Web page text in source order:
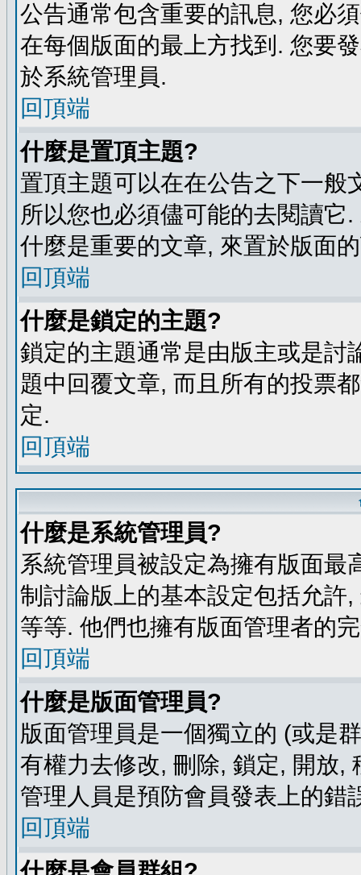
公告通常包含重要的訊息, 您必
在每個版面的最上方找到. 您要
於系統管理員.
回頂端
什麼是置頂主題?
置頂主題可以在在公告之下一般
所以您也必須儘可能的去閱讀
什麼是重要的文章, 來置於版面
回頂端
什麼是鎖定的主題?
鎖定的主題通常是由版主或是討
題中回覆文章, 而且所有的投票
定.
回頂端
什麼是系統管理員?
系統管理員被設定為擁有版面最
制討論版上的基本設定包括允許
等等. 他們也擁有版面管理者的
回頂端
什麼是版面管理員?
版面管理員是一個獨立的 (或是
有權力去修改, 刪除, 鎖定, 開放,
管理人員是預防會員發表上的錯
回頂端